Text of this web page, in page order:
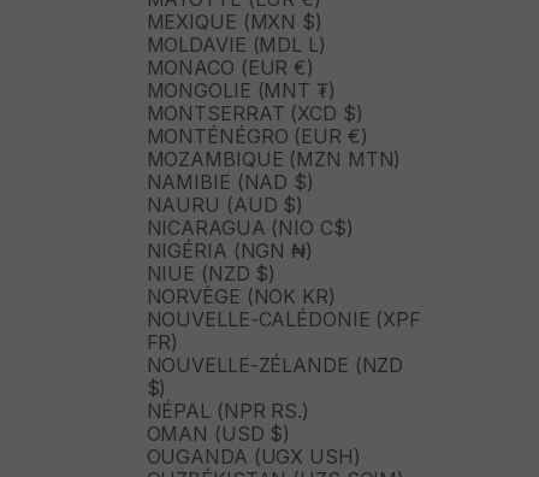
MEXIQUE (MXN $)
MOLDAVIE (MDL L)
MONACO (EUR €)
MONGOLIE (MNT ₮)
MONTSERRAT (XCD $)
MONTÉNÉGRO (EUR €)
MOZAMBIQUE (MZN MTN)
NAMIBIE (NAD $)
NAURU (AUD $)
NICARAGUA (NIO C$)
NIGÉRIA (NGN ₦)
NIUE (NZD $)
NORVÈGE (NOK KR)
NOUVELLE-CALÉDONIE (XPF
FR)
NOUVELLE-ZÉLANDE (NZD
$)
NÉPAL (NPR RS.)
OMAN (USD $)
OUGANDA (UGX USH)